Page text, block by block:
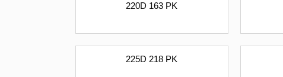
220D 163 PK
225D 218 PK